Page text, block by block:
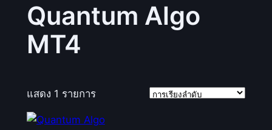
Quantum Algo
MT4
แสดง 1 รายการ